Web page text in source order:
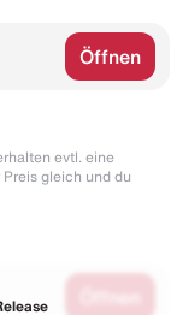
Öffnen
evtl. eine
gleich und du